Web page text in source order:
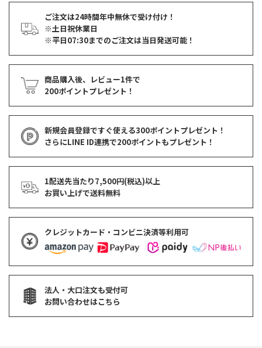
ご注文は24時間年中無休で受け付け！
※土日祝休業日
※平日07:30までのご注文は当日発送可能！
商品購入後、レビュー1件で
200ポイントプレゼント！
新規会員登録ですぐ使える300ポイントプレゼント！
さらにLINE ID連携で200ポイントもプレゼント！
1配送先当たり7,500円(税込)以上
お買い上げで送料無料
クレジットカード・コンビニ決済等利用可
法人・大口注文も受付可
お問い合わせはこちら